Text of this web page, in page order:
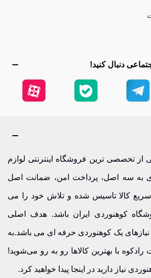
دنبال کنید!
از تخصصی ترین فروشگاه اینترنتی لوازم
به سه اصل، پرداخت امن، ضمانت اصل
سریع کالا تاسیس شده و تلاش خود را می
کوهنوردی ایران باشد. هدف اصلی
نیازهای یک کوهنوردی حرفه ای می باشد.به
با بهترین کالاها رو به رو می‌شوید!
نیاز دارید در اینجا پیدا خواهید کرد.